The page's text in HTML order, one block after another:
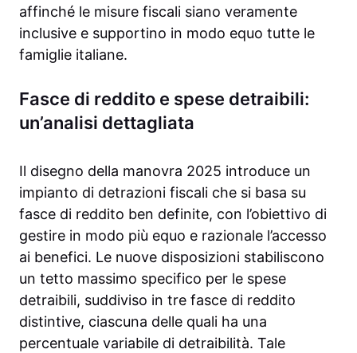
affinché le misure fiscali siano veramente
inclusive e supportino in modo equo tutte le
famiglie italiane.
Fasce di reddito e spese detraibili:
un’analisi dettagliata
Il disegno della manovra 2025 introduce un
impianto di detrazioni fiscali che si basa su
fasce di reddito ben definite, con l’obiettivo di
gestire in modo più equo e razionale l’accesso
ai benefici. Le nuove disposizioni stabiliscono
un tetto massimo specifico per le spese
detraibili, suddiviso in tre fasce di reddito
distintive, ciascuna delle quali ha una
percentuale variabile di detraibilità. Tale